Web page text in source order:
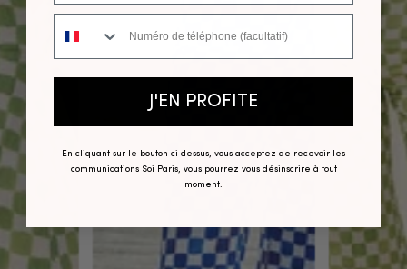
J'EN PROFITE
En cliquant sur le bouton ci dessus, vous acceptez de recevoir les
communications Soi Paris, vous pourrez vous désinscrire à tout
moment.